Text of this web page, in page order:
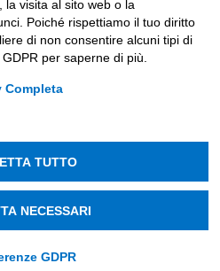
Password
di presenza
cookie
la visita al sito web o la
Poiché rispettiamo il tuo diritto
di non consentire alcuni tipi di
per saperne di più.
Completa
TUTTO
NECESSARI
GDPR